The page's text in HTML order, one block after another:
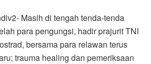
Masih di tengah tenda-tenda
para pengungsi, hadir prajurit TNI
bersama para relawan terus
trauma healing dan pemeriksaan